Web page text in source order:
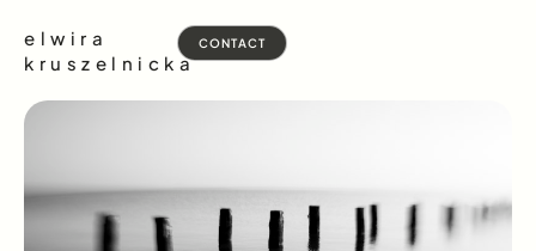
elwira
kruszelnicka
CONTACT